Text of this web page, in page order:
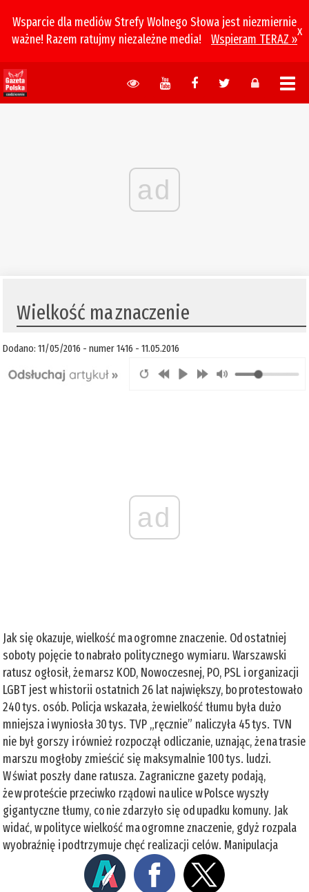
Wsparcie dla mediów Strefy Wolnego Słowa jest niezmiernie
ważne! Razem ratujmy niezależne media!
Wspieram TERAZ »
x
ad
Wielkość ma znaczenie
Dodano: 11/05/2016 - numer 1416 - 11.05.2016
ad
Jak się okazuje, wielkość ma ogromne znaczenie. Od ostatniej
soboty pojęcie to nabrało politycznego wymiaru. Warszawski
ratusz ogłosił, że marsz KOD, Nowoczesnej, PO, PSL i organizacji
LGBT jest w historii ostatnich 26 lat największy, bo protestowało
240 tys. osób. Policja wskazała, że wielkość tłumu była dużo
mniejsza i wyniosła 30 tys. TVP „ręcznie” naliczyła 45 tys. TVN
nie był gorszy i również rozpoczął odliczanie, uznając, że na trasie
marszu mogłoby zmieścić się maksymalnie 100 tys. ludzi.
W świat poszły dane ratusza. Zagraniczne gazety podają,
że w proteście przeciwko rządowi na ulice w Polsce wyszły
gigantyczne tłumy, co nie zdarzyło się od upadku komuny. Jak
widać, w polityce wielkość ma ogromne znaczenie, gdyż rozpala
wyobraźnię i podtrzymuje chęć realizacji celów. Manipulacja